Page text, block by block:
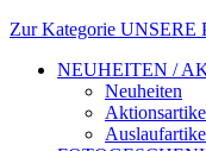
Zur Kategorie UNSERE
NEUHEITEN /
Neuheiten